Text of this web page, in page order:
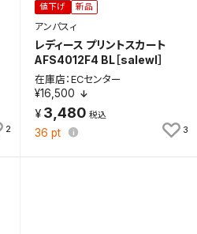
2
値下げ 新品
アンパスィ
レディース プリントスカート
AFS4012F4 BL［salewl］
在庫店：ECセンター
¥16,500
3,480
36 pt 3
保存する
キャンセル